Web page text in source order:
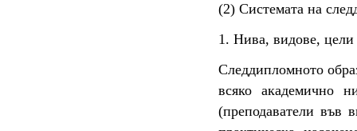
(2) Системата на
1. Нива, видове, цели
Следдипломното
всяко академично
(преподаватели във